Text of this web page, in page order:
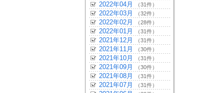
2022年04月 （31件）
2022年03月 （32件）
2022年02月 （28件）
2022年01月 （31件）
2021年12月 （31件）
2021年11月 （30件）
2021年10月 （31件）
2021年09月 （30件）
2021年08月 （31件）
2021年07月 （31件）